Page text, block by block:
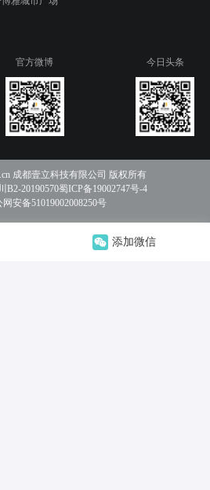
添加微信
官方微博 今日头条
成都壹立科技有限公司 版权所有
川B2-20190570蜀ICP备19002747号-4
网安备51019002008250号